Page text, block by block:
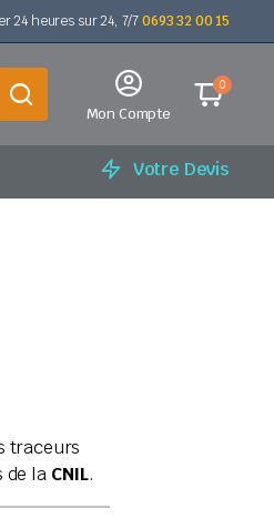
24 heures sur 24, 7/70693 32 00 15
Mon Compte
0
Votre Devis
traceurs
de la CNIL.